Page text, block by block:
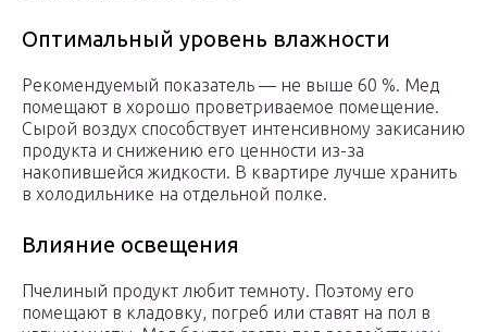
Оптимальный уровень влажности
Рекомендуемый показатель — не выше 60 %. Мед
помещают в хорошо проветриваемое помещение.
Сырой воздух способствует интенсивному закисанию
продукта и снижению его ценности из-за
накопившейся жидкости. В квартире лучше хранить
в холодильнике на отдельной полке.
Влияние освещения
Пчелиный продукт любит темноту. Поэтому его
помещают в кладовку, погреб или ставят на пол в